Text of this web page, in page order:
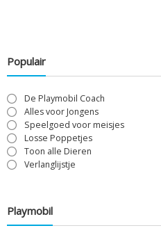
Populair
De Playmobil Coach
Alles voor Jongens
Speelgoed voor meisjes
Losse Poppetjes
Toon alle Dieren
Verlanglijstje
Playmobil